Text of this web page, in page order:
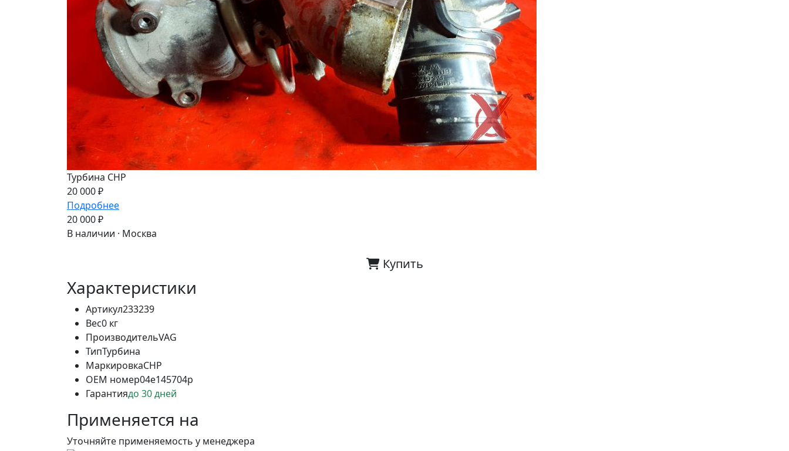
Турбина CHP
20 000 ₽
Подробнее
20 000 ₽
В наличии · Москва
Купить
Характеристики
Артикул233239
Вес0 кг
ПроизводительVAG
ТипТурбина
МаркировкаCHP
OEM номер04e145704p
Гарантиядо 30 дней
Применяется на
Уточняйте применяемость у менеджера